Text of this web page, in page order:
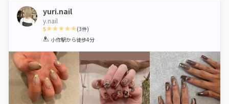
yuri.nail
y.nail
5
1 2 3 4 5
(3件)
小作駅から徒歩4分